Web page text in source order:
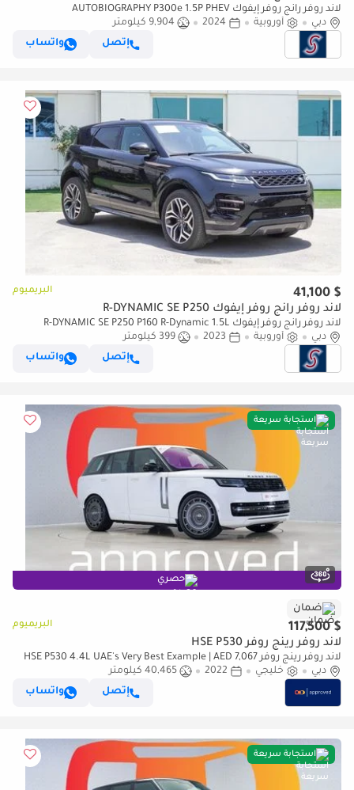
لاند روفر رانج روفر إيفوك AUTOBIOGRAPHY P300e 1.5P PHEV
Autobiography
دبي أوروبية 2024
9,904 كيلومتر
إتصل
واتساب
$ 41,100 البريميوم
لاند روفر رانج روفر إيفوك R-DYNAMIC SE P250
لاند روفر رانج روفر إيفوك R-DYNAMIC SE P250 P160 R-Dynamic 1.5L
دبي
أوروبية 2023
399 كيلومتر
إتصل
واتساب
استجابة سريعة
حصري
ضمان
$ 117,500 البريميوم
لاند روفر رينج روفر HSE P530
لاند روفر رينج روفر HSE P530 4.4L UAE's Very Best Example | AED 7,067
Per Month
دبي خليجي 2022
40,465 كيلومتر
إتصل
واتساب
استجابة سريعة